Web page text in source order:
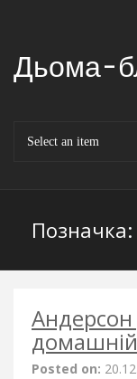
Дьома-
Позначка:
Андерсон
Posted on: